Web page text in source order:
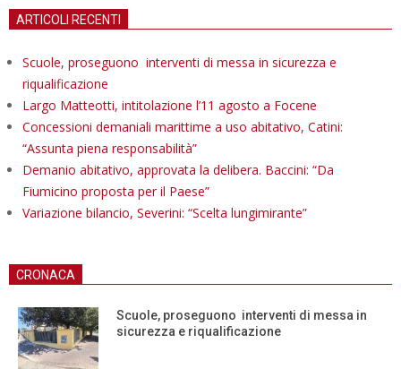
ARTICOLI RECENTI
Scuole, proseguono interventi di messa in sicurezza e
riqualificazione
Largo Matteotti, intitolazione l’11 agosto a Focene
Concessioni demaniali marittime a uso abitativo, Catini:
“Assunta piena responsabilità”
Demanio abitativo, approvata la delibera. Baccini: “Da
Fiumicino proposta per il Paese”
Variazione bilancio, Severini: “Scelta lungimirante”
CRONACA
Scuole, proseguono interventi di messa in
sicurezza e riqualificazione